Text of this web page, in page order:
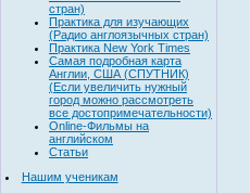
стран)
Практика для изучающих
(Радио англоязычных стран)
Практика New York Times
Самая подробная карта
Англии, США (СПУТНИК)
(Если увеличить нужный
город можно рассмотреть
все достопримечательности)
Online-Фильмы на
английском
Статьи
Нашим ученикам